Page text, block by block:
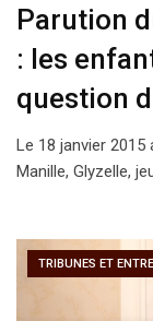
Parution
: les
question
Le 18 janvier
Manille, Glyzelle,
TRIBUNES ET